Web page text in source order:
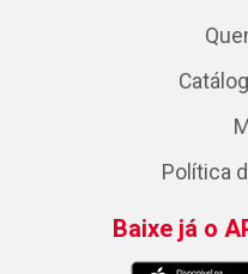
Política
Baixe já o